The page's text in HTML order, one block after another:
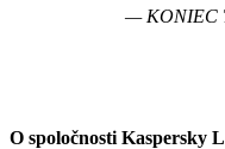
— KONIEC
O spoločnosti Kaspersky